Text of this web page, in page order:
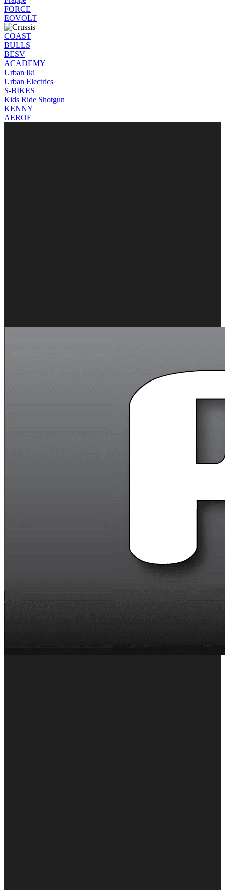
FORCE
EOVOLT
COAST
BULLS
BESV
ACADEMY
Urban Iki
Urban Electrics
S-BIKES
Kids Ride Shotgun
KENNY
AEROE